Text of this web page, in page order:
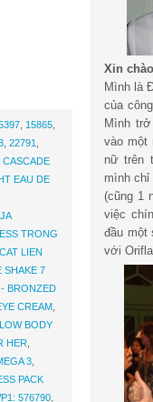
15865
22791
CASCADE
EAU DE
TRONG
LIEN
SHAKE 7
BRONZED
CREAM
BODY
HER
3
PACK
576790
Xin
Mình là
của
Mình
vào một
nữ trên
mình
(cũng 1
việc
đầu một
với